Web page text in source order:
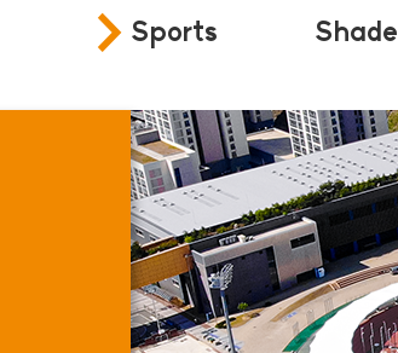
Sports Shade
Shade
그늘막